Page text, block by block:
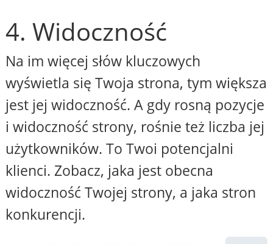
4. Widoczność
Na im więcej słów kluczowych
wyświetla się Twoja strona, tym większa
jest jej widoczność. A gdy rosną pozycje
i widoczność strony, rośnie też liczba jej
użytkowników. To Twoi potencjalni
klienci. Zobacz, jaka jest obecna
widoczność Twojej strony, a jaka stron
konkurencji.